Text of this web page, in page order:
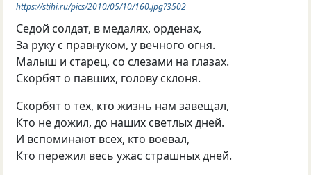
https://stihi.ru/pics/2010/05/10/160.jpg?3502
Седой солдат, в медалях, орденах,
За руку с правнуком, у вечного огня.
Малыш и старец, со слезами на глазах.
Скорбят о павших, голову склоня.
Скорбят о тех, кто жизнь нам завещал,
Кто не дожил, до наших светлых дней.
И вспоминают всех, кто воевал,
Кто пережил весь ужас страшных дней.